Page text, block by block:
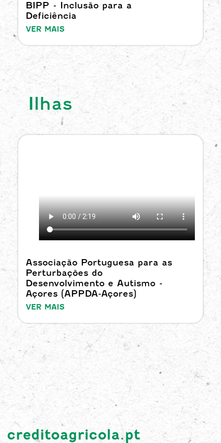
BIPP - Inclusão para a
Deficiência
VER MAIS
Ilhas
Associação Portuguesa para as
Perturbações do
Desenvolvimento e Autismo -
Açores (APPDA-Açores)
VER MAIS
creditoagricola.pt